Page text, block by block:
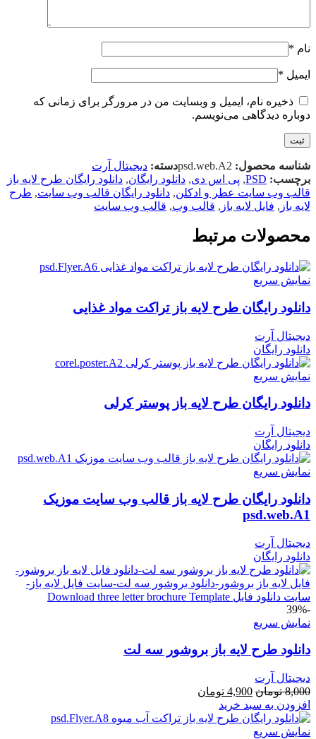
نام *
ایمیل *
ذخیره نام، ایمیل و وبسایت من در مرورگر برای زمانی که
دوباره دیدگاهی می‌نویسم.
شناسه محصول: psd.web.A2دسته: دیجیتال آرت
برچسب: PSD
, پی اس دی, دانلود رایگان, دانلود رایگان طرح لایه باز
قالب وب سایت عطر و ادکلن, دانلود رایگان قالب وب سایت, طرح
لایه باز , فایل لایه باز , قالب وب, قالب وب سایت
محصولات مرتبط
نمایش سریع
دانلود رایگان طرح لايه باز تراکت مواد غذایی
دیجیتال آرت
دانلود رایگان
نمایش سریع
دانلود رایگان طرح لایه باز پوستر کرلی
دیجیتال آرت
دانلود رایگان
نمایش سریع
دانلود رایگان طرح لایه باز قالب وب سایت موزیک
psd.web.A1
دیجیتال آرت
دانلود رایگان
-39%
نمایش سریع
دانلود طرح لايه باز بروشور سه لت
دیجیتال آرت
8,000 تومان قیمت
اصلی
8,000 تومان
4,900 تومان
4,900 تومان
افزودن به سبد خرید
نمایش سریع